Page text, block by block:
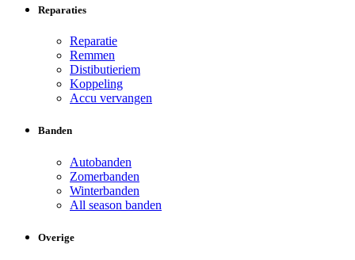
Reparaties
Reparatie
Remmen
Distibutieriem
Koppeling
Accu vervangen
Banden
Autobanden
Zomerbanden
Winterbanden
All season banden
Overige